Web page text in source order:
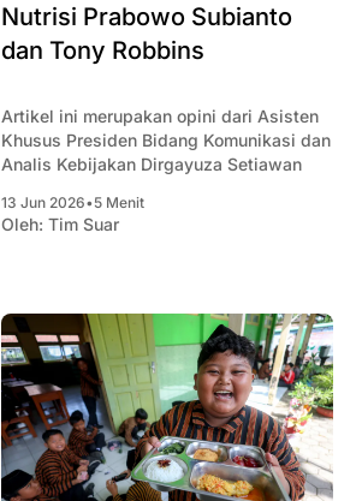
Nutrisi Prabowo Subianto
dan Tony Robbins
Artikel ini merupakan opini dari Asisten
Khusus Presiden Bidang Komunikasi dan
Analis Kebijakan Dirgayuza Setiawan
13 Jun 2026•5 Menit
Oleh: Tim Suar